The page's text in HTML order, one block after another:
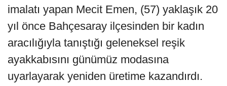
imalatı yapan Mecit Emen, (57) yaklaşık 20
yıl önce Bahçesaray ilçesinden bir kadın
aracılığıyla tanıştığı geleneksel reşik
ayakkabısını günümüz modasına
uyarlayarak yeniden üretime kazandırdı.